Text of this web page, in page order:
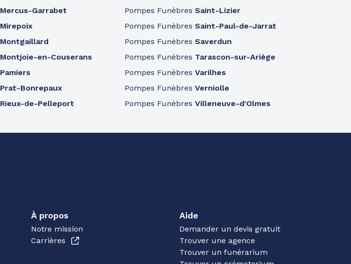
Mercus-Garrabet
Mirepoix
Montgaillard
Montjoie-en-Couserans
Pamiers
Prat-Bonrepaux
Rieux-de-Pelleport
Pompes FunèbresSaint-Lizier
Pompes FunèbresSaint-Paul-de-Jarrat
Pompes FunèbresSaverdun
Pompes Funèbres Tarascon-sur-Ariège
Pompes FunèbresVarilhes
Pompes FunèbresVerniolle
Pompes FunèbresVilleneuve-d'Olmes
À propos
Notre mission
Carrières
Aide
Demander un devis gratuit
Trouver une agence
Trouver un funérarium